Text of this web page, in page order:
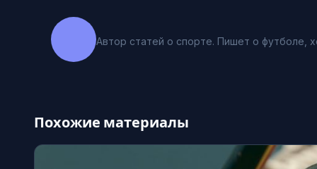
Автор статей о спорте. Пишет о футболе,
Похожие материалы